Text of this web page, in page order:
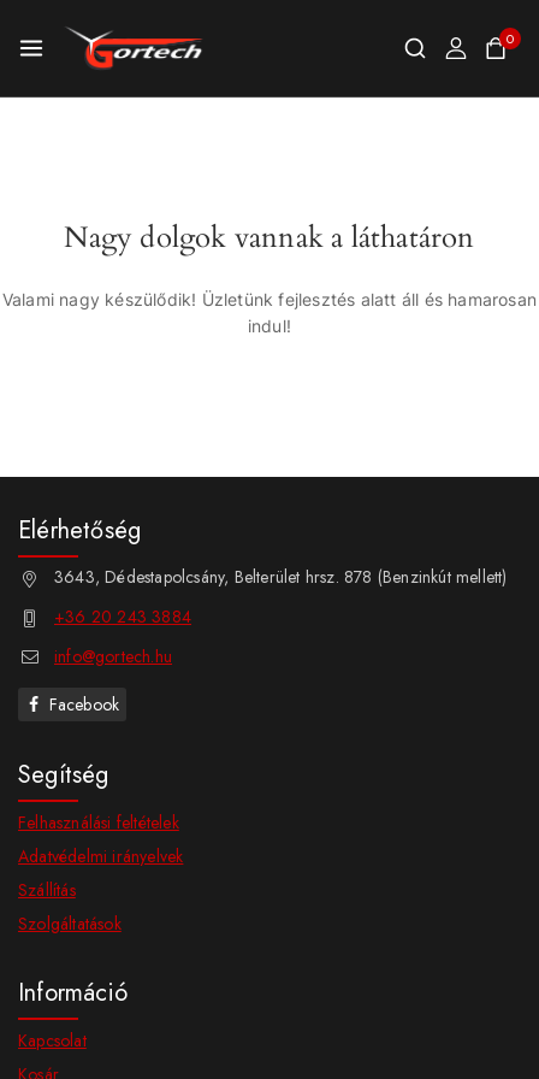
0
Nagy dolgok vannak a láthatáron
Valami nagy készülődik! Üzletünk fejlesztés alatt áll és hamarosan
indul!
Elérhetőség
3643, Dédestapolcsány, Belterület hrsz. 878 (Benzinkút mellett)
+36 20 243 3884
info@gortech.hu
Facebook
Segítség
Felhasználási feltételek
Adatvédelmi irányelvek
Szállítás
Szolgáltatások
Információ
Kapcsolat